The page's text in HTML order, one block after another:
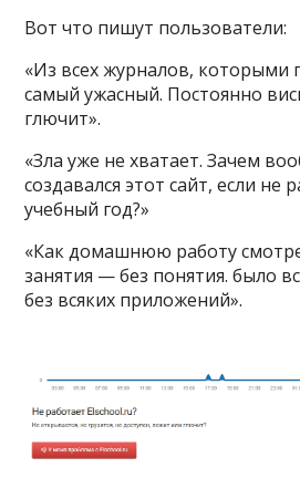
Вот что пишут пользователи:
«Из всех журналов, которыми
самый ужасный. Постоянно
глючит».
«Зла уже не хватает. Зачем
создавался этот сайт, если не
учебный год?»
«Как домашнюю работу
занятия — без понятия. было
без всяких приложений».